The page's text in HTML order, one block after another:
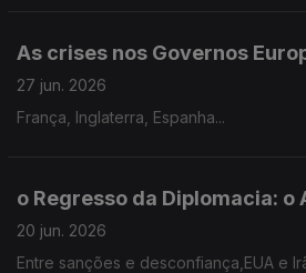
As crises nos Governos
27 jun. 2026
França, Inglaterra, Espanha...
o Regresso da Diplomacia: o
20 jun. 2026
Entre sanções e desconfiança,EUA e